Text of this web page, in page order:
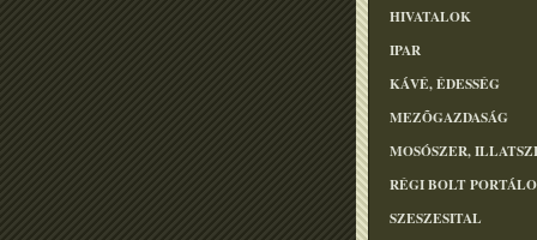
HIVATALOK
IPAR
KÁVÉ, ÉDESSÉG
MEZÕGAZDASÁG
MOSÓSZER,
RÉGI BOLT
SZESZESITAL